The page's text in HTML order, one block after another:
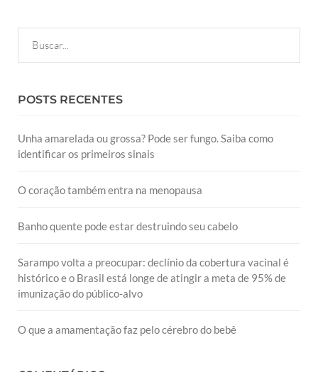
POSTS RECENTES
Unha amarelada ou grossa? Pode ser fungo. Saiba como
identificar os primeiros sinais
O coração também entra na menopausa
Banho quente pode estar destruindo seu cabelo
Sarampo volta a preocupar: declínio da cobertura vacinal é
histórico e o Brasil está longe de atingir a meta de 95% de
imunização do público-alvo
O que a amamentação faz pelo cérebro do bebê